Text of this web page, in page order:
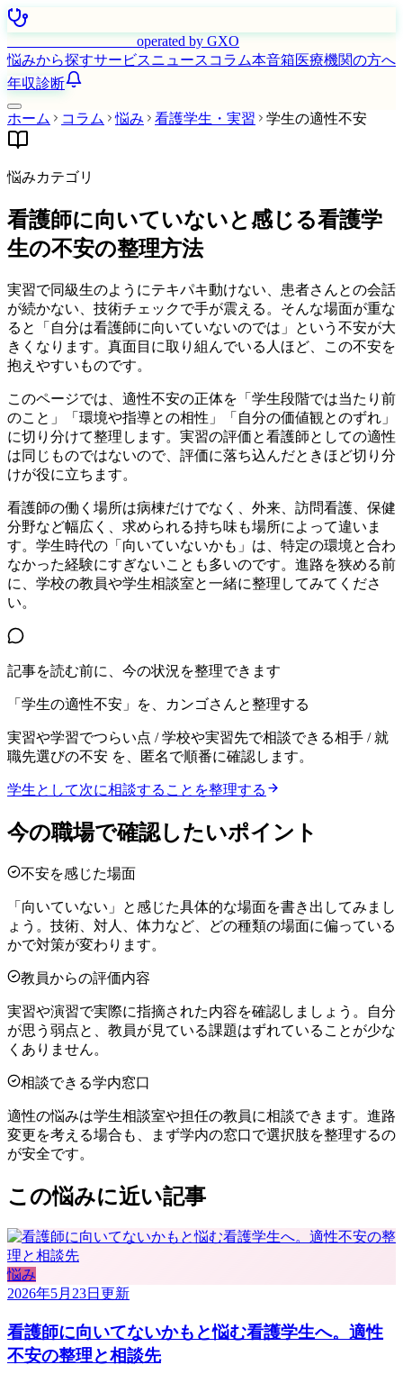
operated by GXO
悩みから探すサービスニュース コラム本音箱医療機関の方へ
年収診断
ホーム コラム 悩み 看護学生・実習 学生の適性不安
悩みカテゴリ
看護師に向いていないと感じる看護学
生の不安の整理方法
実習で同級生のようにテキパキ動けない、患者さんとの会話
が続かない、技術チェックで手が震える。そんな場面が重な
ると「自分は看護師に向いていないのでは」という不安が大
きくなります。真面目に取り組んでいる人ほど、この不安を
抱えやすいものです。
このページでは、適性不安の正体を「学生段階では当たり前
のこと」「環境や指導との相性」「自分の価値観とのずれ」
に切り分けて整理します。実習の評価と看護師としての適性
は同じものではないので、評価に落ち込んだときほど切り分
けが役に立ちます。
看護師の働く場所は病棟だけでなく、外来、訪問看護、保健
分野など幅広く、求められる持ち味も場所によって違いま
す。学生時代の「向いていないかも」は、特定の環境と合わ
なかった経験にすぎないことも多いのです。進路を狭める前
に、学校の教員や学生相談室と一緒に整理してみてくださ
い。
記事を読む前に、今の状況を整理できます
「学生の適性不安」を、カンゴさんと整理する
実習や学習でつらい点 / 学校や実習先で相談できる相手 / 就
職先選びの不安 を、匿名で順番に確認します。
学生として次に相談することを整理する
今の職場で確認したいポイント
不安を感じた場面
「向いていない」と感じた具体的な場面を書き出してみまし
ょう。技術、対人、体力など、どの種類の場面に偏っている
かで対策が変わります。
教員からの評価内容
実習や演習で実際に指摘された内容を確認しましょう。自分
が思う弱点と、教員が見ている課題はずれていることが少な
くありません。
相談できる学内窓口
適性の悩みは学生相談室や担任の教員に相談できます。進路
変更を考える場合も、まず学内の窓口で選択肢を整理するの
が安全です。
この悩みに近い記事
悩み
2026年5月23日 更新
看護師に向いてないかもと悩む看護学生へ。適性
不安の整理と相談先